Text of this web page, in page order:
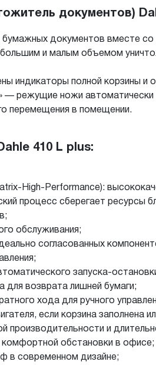
документов)
документов вместе
и малым объемом
индикаторы полной корзины и
— режущие ножи
перемещения в помещении.
410 L plus:
High-Performance):
процесс сберегает ресурсы
обслуживания;
согласованных
запуска-
для возврата лишней бумаги;
хода для ручного
если корзина заполнена
производительности и
обстановки в офисе;
в современном дизайне;